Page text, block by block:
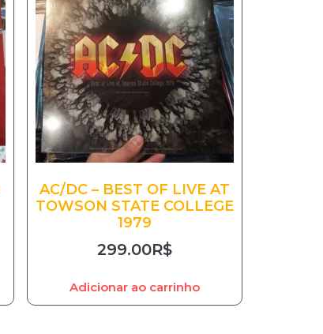
AC/DC – BEST OF LIVE AT
TOWSON STATE COLLEGE
1979
299.00R$
Adicionar ao carrinho